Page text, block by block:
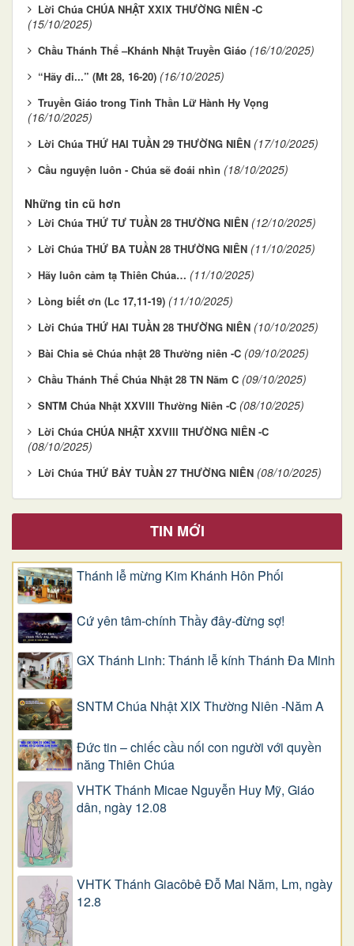
Lời Chúa CHÚA NHẬT XXIX THƯỜNG NIÊN -C
(15/10/2025)
Chầu Thánh Thể –Khánh Nhật Truyền Giáo (16/10/2025)
“Hãy đi...” (Mt 28, 16-20) (16/10/2025)
Truyền Giáo trong Tinh Thần Lữ Hành Hy Vọng
(16/10/2025)
Lời Chúa THỨ HAI TUẦN 29 THƯỜNG NIÊN (17/10/2025)
Cầu nguyện luôn - Chúa sẽ đoái nhìn (18/10/2025)
Những tin cũ hơn
Lời Chúa THỨ TƯ TUẦN 28 THƯỜNG NIÊN (12/10/2025)
Lời Chúa THỨ BA TUẦN 28 THƯỜNG NIÊN (11/10/2025)
Hãy luôn cảm tạ Thiên Chúa… (11/10/2025)
Lòng biết ơn (Lc 17,11-19) (11/10/2025)
Lời Chúa THỨ HAI TUẦN 28 THƯỜNG NIÊN (10/10/2025)
Bài Chia sẻ Chúa nhật 28 Thường niên -C (09/10/2025)
Chầu Thánh Thể Chúa Nhật 28 TN Năm C (09/10/2025)
SNTM Chúa Nhật XXVIII Thường Niên -C (08/10/2025)
Lời Chúa CHÚA NHẬT XXVIII THƯỜNG NIÊN -C
(08/10/2025)
Lời Chúa THỨ BẢY TUẦN 27 THƯỜNG NIÊN (08/10/2025)
TIN MỚI
Thánh lễ mừng Kim Khánh Hôn Phối
Cứ yên tâm-chính Thầy đây-đừng sợ!
GX Thánh Linh: Thánh lễ kính Thánh Đa Minh
SNTM Chúa Nhật XIX Thường Niên -Năm A
Đức tin – chiếc cầu nối con người với quyền
năng Thiên Chúa
VHTK Thánh Micae Nguyễn Huy Mỹ, Giáo
dân, ngày 12.08
VHTK Thánh Giacôbê Ðỗ Mai Năm, Lm, ngày
12.8